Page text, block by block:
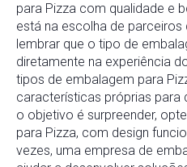
para Pizza com qualidade e
está na escolha de
lembrar que o tipo de
diretamente na experiência
tipos de embalagem para
características próprias para
o objetivo é surpreender,
para Pizza, com design
vezes, uma empresa de